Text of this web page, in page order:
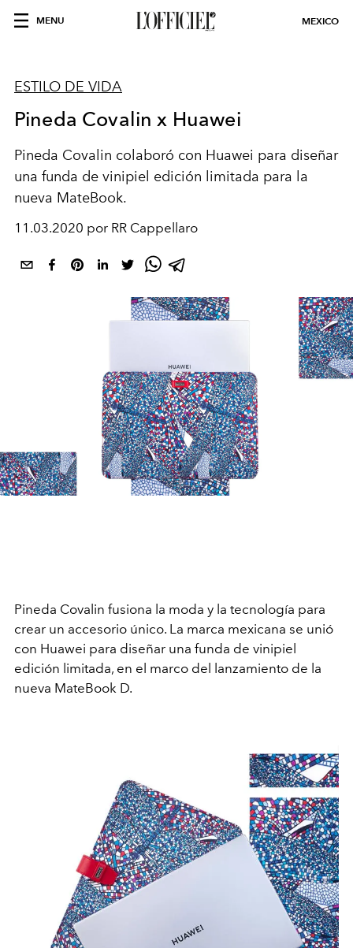
MENU MEXICO
ESTILO DE VIDA
Pineda Covalin x Huawei
Pineda Covalin colaboró con Huawei para diseñar
una funda de vinipiel edición limitada para la
nueva MateBook.
11.03.2020 por RR Cappellaro
Pineda Covalin fusiona la moda y la tecnología para
crear un accesorio único. La marca mexicana se unió
con Huawei para diseñar una funda de vinipiel
edición limitada, en el marco del lanzamiento de la
nueva MateBook D.